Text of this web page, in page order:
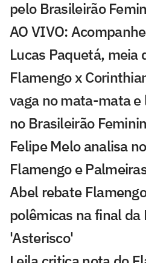
pelo Brasileirão
AO VIVO:
Lucas Paquetá, meia
Flamengo x
vaga no mata-mata
no Brasileirão
Felipe Melo analisa
Flamengo e
Abel rebate
polêmicas na final da
'Asterisco'